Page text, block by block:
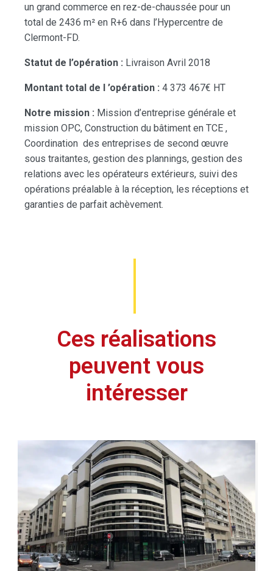
un grand commerce en rez-de-chaussée pour un
total de 2436 m² en R+6 dans l’Hypercentre de
Clermont-FD.
Statut de l’opération : Livraison Avril 2018
Montant total de l ’opération : 4 373 467€ HT
Notre mission : Mission d’entreprise générale et
mission OPC, Construction du bâtiment en TCE ,
Coordination des entreprises de second œuvre
sous traitantes, gestion des plannings, gestion des
relations avec les opérateurs extérieurs, suivi des
opérations préalable à la réception, les réceptions et
garanties de parfait achèvement.
Ces réalisations
peuvent vous
intéresser